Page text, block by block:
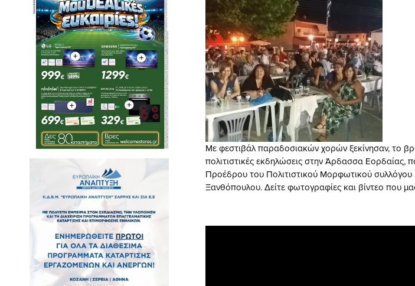
Με φεστιβάλ παραδοσιακών χορών ξεκίνησαν, το
πολιτιστικές εκδηλώσεις στην Άρδασσα Εορδαίας,
Προέδρου του Πολιτιστικού Μορφωτικού
Ξανθόπουλου. Δείτε φωτογραφίες και βίντεο που